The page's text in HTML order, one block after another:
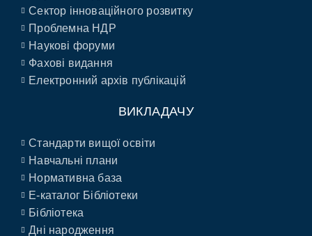
Сектор інноваційного розвитку
Проблемна НДР
Наукові форуми
Фахові видання
Електронний архів публікацій
ВИКЛАДАЧУ
Стандарти вищої освіти
Навчальні плани
Нормативна база
E-каталог Бібліотеки
Бібліотека
Дні народження